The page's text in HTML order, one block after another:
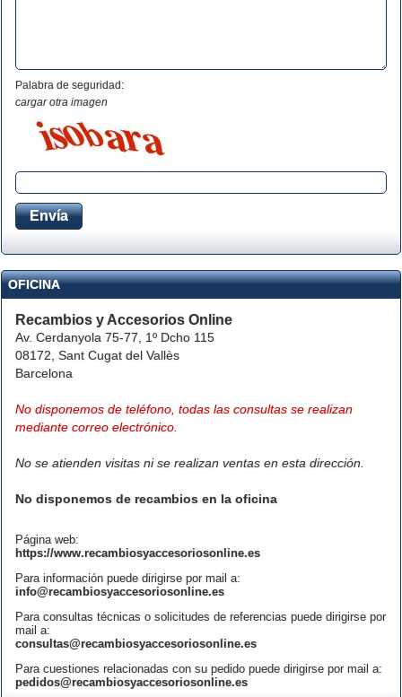
Palabra de seguridad:
cargar otra imagen
OFICINA
Recambios y Accesorios Online
Av. Cerdanyola 75-77, 1º Dcho 115
08172, Sant Cugat del Vallès
Barcelona
No disponemos de teléfono, todas las consultas se realizan
mediante correo electrónico.
No se atienden visitas ni se realizan ventas en esta dirección.
No disponemos de recambios en la oficina
Página web:
https://www.recambiosyaccesoriosonline.es
Para información puede dirigirse por mail a:
info@recambiosyaccesoriosonline.es
Para consultas técnicas o solicitudes de referencias puede dirigirse por
mail a:
consultas@recambiosyaccesoriosonline.es
Para cuestiones relacionadas con su pedido puede dirigirse por mail a:
pedidos@recambiosyaccesoriosonline.es